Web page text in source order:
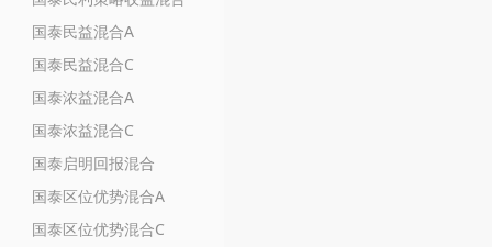
国泰民益混合A
国泰民益混合C
国泰浓益混合A
国泰浓益混合C
国泰启明回报混合
国泰区位优势混合A
国泰区位优势混合C